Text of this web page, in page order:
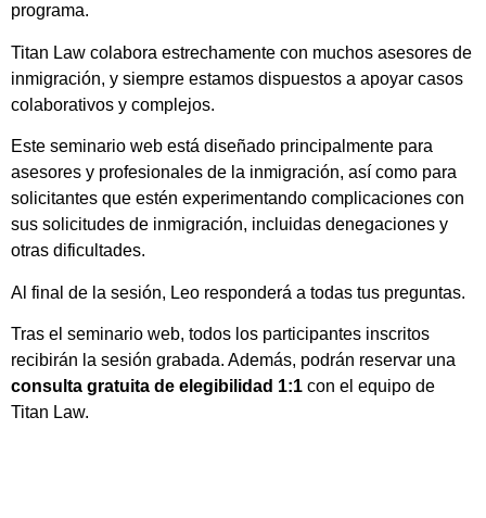
programa.
Titan Law colabora estrechamente con muchos asesores de
inmigración, y siempre estamos dispuestos a apoyar casos
colaborativos y complejos.
Este seminario web está diseñado principalmente para
asesores y profesionales de la inmigración, así como para
solicitantes que estén experimentando complicaciones con
sus solicitudes de inmigración, incluidas denegaciones y
otras dificultades.
Al final de la sesión, Leo responderá a todas tus preguntas.
Tras el seminario web, todos los participantes inscritos
recibirán la sesión grabada. Además, podrán reservar una
consulta gratuita de elegibilidad 1:1 con el equipo de
Titan Law.